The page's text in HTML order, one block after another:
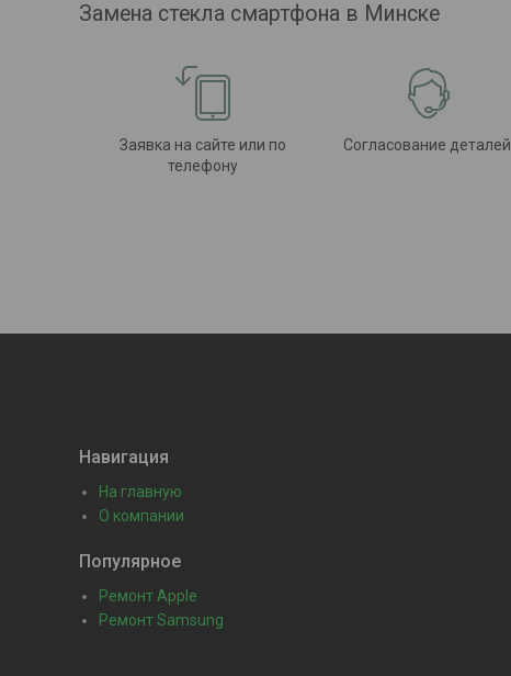
Замена стекла смартфона в Минске
Заявка на сайте или по
телефону
Согласование деталей
Навигация
На главную
О компании
Популярное
Ремонт Apple
Ремонт Samsung